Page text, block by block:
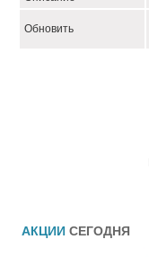
Обновить
АКЦИИ СЕГОДНЯ